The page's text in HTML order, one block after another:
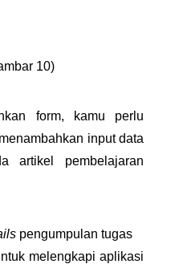
10)
form, kamu perlu
input data
artikel pembelajaran
pengumpulan tugas
melengkapi aplikasi